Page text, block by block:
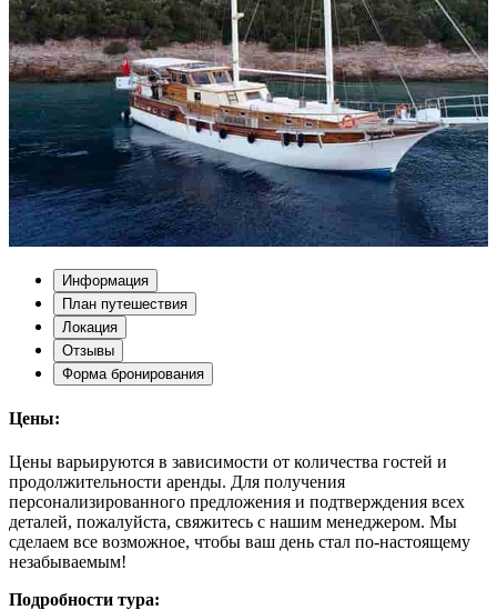
Информация
План путешествия
Локация
Отзывы
Форма бронирования
Цены:
Цены варьируются в зависимости от количества гостей и
продолжительности аренды. Для получения
персонализированного предложения и подтверждения всех
деталей, пожалуйста, свяжитесь с нашим менеджером. Мы
сделаем все возможное, чтобы ваш день стал по-настоящему
незабываемым!
Подробности тура: